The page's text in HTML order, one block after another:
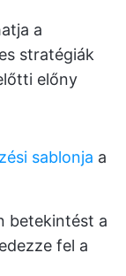
a
stratégiák
előny
sablonja a
betekintést a
fel a